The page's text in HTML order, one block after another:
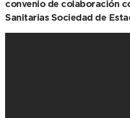
convenio de colaboración
Sanitarias Sociedad de